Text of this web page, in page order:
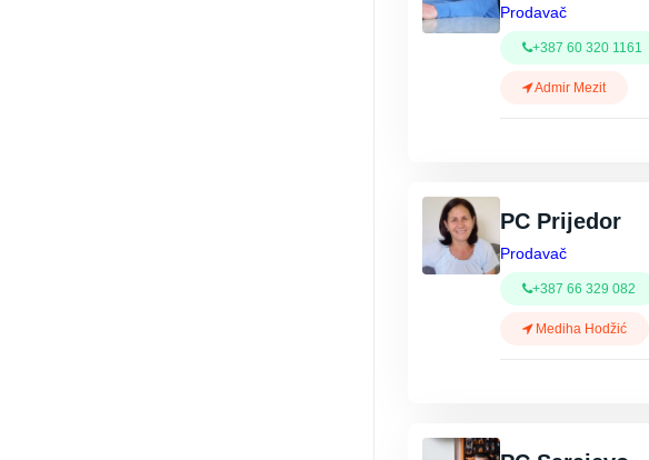
Prodavač
+387 60 320 1161
Admir Mezit
PC Prijedor
Prodavač
+387 66 329 082
Mediha Hodžić